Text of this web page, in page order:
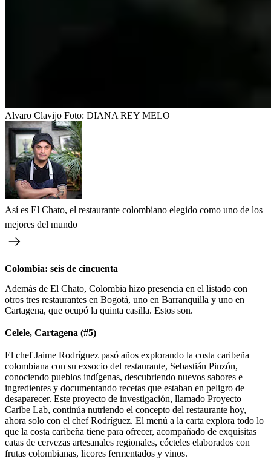
Alvaro Clavijo Foto: DIANA REY MELO
Así es El Chato, el restaurante colombiano elegido como uno de los
mejores del mundo
Colombia: seis de cincuenta
Además de El Chato, Colombia hizo presencia en el listado con
otros tres restaurantes en Bogotá, uno en Barranquilla y uno en
Cartagena, que ocupó la quinta casilla. Estos son.
Celele, Cartagena (#5)
El chef Jaime Rodríguez pasó años explorando la costa caribeña
colombiana con su exsocio del restaurante, Sebastián Pinzón,
conociendo pueblos indígenas, descubriendo nuevos sabores e
ingredientes y documentando recetas que estaban en peligro de
desaparecer. Este proyecto de investigación, llamado Proyecto
Caribe Lab, continúa nutriendo el concepto del restaurante hoy,
ahora solo con el chef Rodríguez. El menú a la carta explora todo lo
que la costa caribeña tiene para ofrecer, acompañado de exquisitas
catas de cervezas artesanales regionales, cócteles elaborados con
frutas colombianas, licores fermentados y vinos.